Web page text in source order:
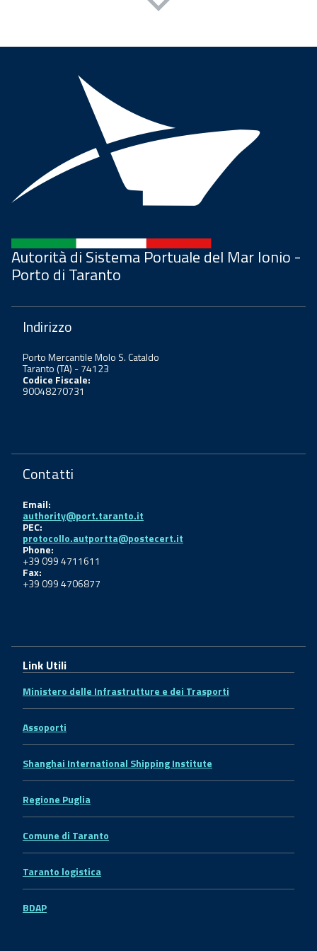
Autorità di Sistema Portuale del Mar Ionio -
Porto di Taranto
Indirizzo
Porto Mercantile Molo S. Cataldo
Taranto (TA) - 74123
Codice Fiscale:
90048270731
Contatti
Email:
authority@port.taranto.it
PEC:
protocollo.autportta@postecert.it
Phone:
+39 099 4711611
Fax:
+39 099 4706877
Link Utili
Ministero delle Infrastrutture e dei Trasporti
Assoporti
Shanghai International Shipping Institute
Regione Puglia
Comune di Taranto
Taranto logistica
BDAP